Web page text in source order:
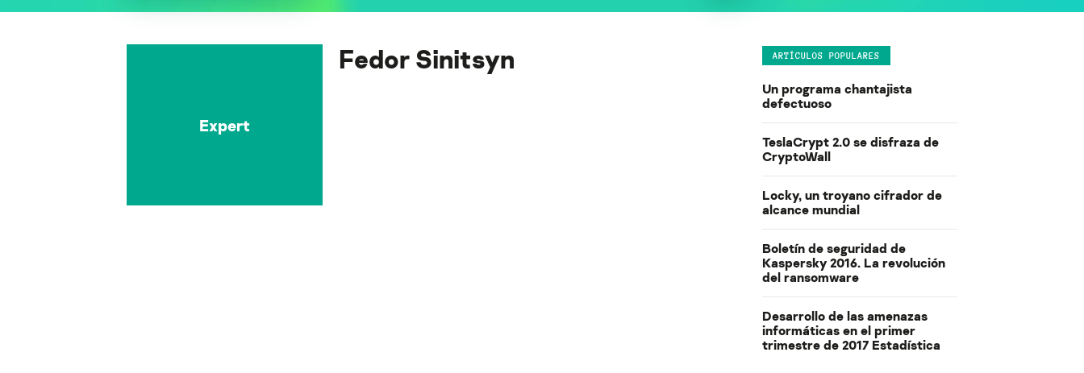
Expert
Fedor Sinitsyn ARTÍCULOS POPULARES
Un programa chantajista
defectuoso
TeslaCrypt 2.0 se disfraza de
CryptoWall
Locky, un troyano cifrador de
alcance mundial
Boletín de seguridad de
Kaspersky 2016. La revolución
del ransomware
Desarrollo de las amenazas
informáticas en el primer
trimestre de 2017 Estadística